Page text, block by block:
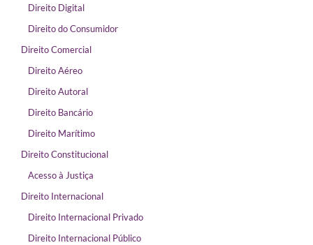
Direito Digital
Direito do Consumidor
Direito Comercial
Direito Aéreo
Direito Autoral
Direito Bancário
Direito Marítimo
Direito Constitucional
Acesso à Justiça
Direito Internacional
Direito Internacional Privado
Direito Internacional Público